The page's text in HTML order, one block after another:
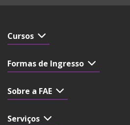
Cursos
Formas de Ingresso
Sobre a FAE
Serviços